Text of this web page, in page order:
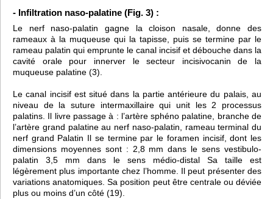
- Infiltration naso-palatine (Fig. 3) :
Le nerf naso-palatin gagne la cloison nasale, donne des
rameaux à la muqueuse qui la tapisse, puis se termine par le
rameau palatin qui emprunte le canal incisif et débouche dans la
cavité orale pour innerver le secteur incisivocanin de la
muqueuse palatine (3).
Le canal incisif est situé dans la partie antérieure du palais, au
niveau de la suture intermaxillaire qui unit les 2 processus
palatins. Il livre passage à : l’artère sphéno palatine, branche de
l’artère grand palatine au nerf naso-palatin, rameau terminal du
nerf grand Palatin Il se termine par le foramen incisif, dont les
dimensions moyennes sont : 2,8 mm dans le sens vestibulo-
palatin 3,5 mm dans le sens médio-distal Sa taille est
légèrement plus importante chez l’homme. Il peut présenter des
variations anatomiques. Sa position peut être centrale ou déviée
plus ou moins d’un côté (19).